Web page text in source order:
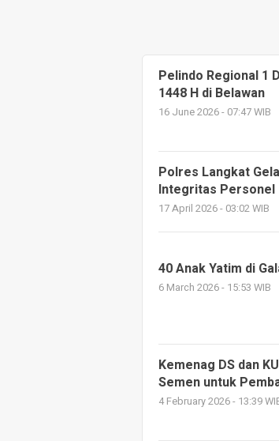
Pelindo Regional 1
1448 H di Belawan
16 June 2026 - 07:47 WIB
Polres Langkat
Integritas Personel
17 April 2026 - 03:02 WIB
40 Anak Yatim di
6 March 2026 - 15:53 WIB
Kemenag DS dan
Semen untuk
4 February 2026 - 13:39